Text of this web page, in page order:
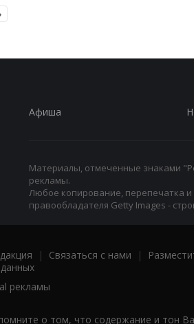
Афиша
Материалы, отмеченные знаками
рекламы.
Любое копирование, перепечатка
правообладателя Getty Images -
| Связаться с нами |
рекламы
о том, что содержание и тон